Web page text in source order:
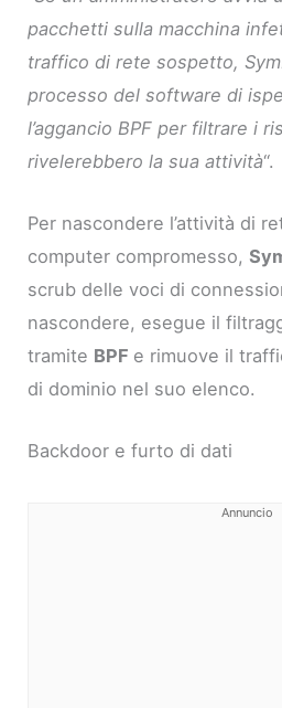
pacchetti sulla macchina
traffico di rete sospetto,
processo del software di
l’aggancio BPF per filtrare i
rivelerebbero la sua attività“.
Per nascondere l’attività di
computer compromesso,
scrub delle voci di
nascondere, esegue il
tramite BPF e rimuove il
di dominio nel suo elenco.
Backdoor e furto di dati
Annuncio